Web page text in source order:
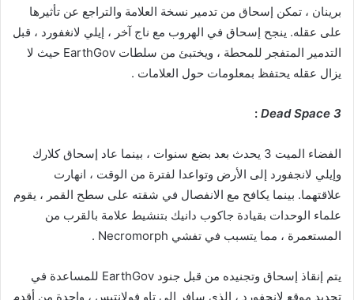
برينان ، تمكن إسحاق من تدمير نسخة العلامة والتراجع عن تأثيرها
على عقله. ينجح إسحاق في الهروب مع ناج آخر ، إيلي لانغفورد ، قبل
التدمير المتفجر للمحطة ، ويختبئ من سلطات EarthGov حيث لا
يزال عقله يحتفظ بمعلومات حول العلامات .
Dead Space 3
:
الفضاء الميت 3 يحدث بعد بضع سنوات ، بينما عاد إسحاق كلارك
وإيلي لانجفورد إلى الأرض وتواعدا لفترة من الوقت ، انهارت
علاقتهما. بينما يكافح مع الانفصال في شقته على سطح القمر ، يقوم
علماء الوحدات بقيادة جاكوب دانيك بتنشيط علامة بالقرب من
المستعمرة ، مما يتسبب في تفشي Necromorph .
يتم إنقاذ إسحاق وتجنيده من قبل جنود EarthGov للمساعدة في
تحديد موقع لانجفورد ، الذي سافر إلى تاو فولانتيس ، واحدة من أقدم